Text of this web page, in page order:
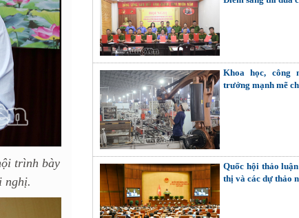
trình bày
nghị.
Khoa học, công
trưởng mạnh mẽ
Quốc hội thảo
thị và các dự thảo